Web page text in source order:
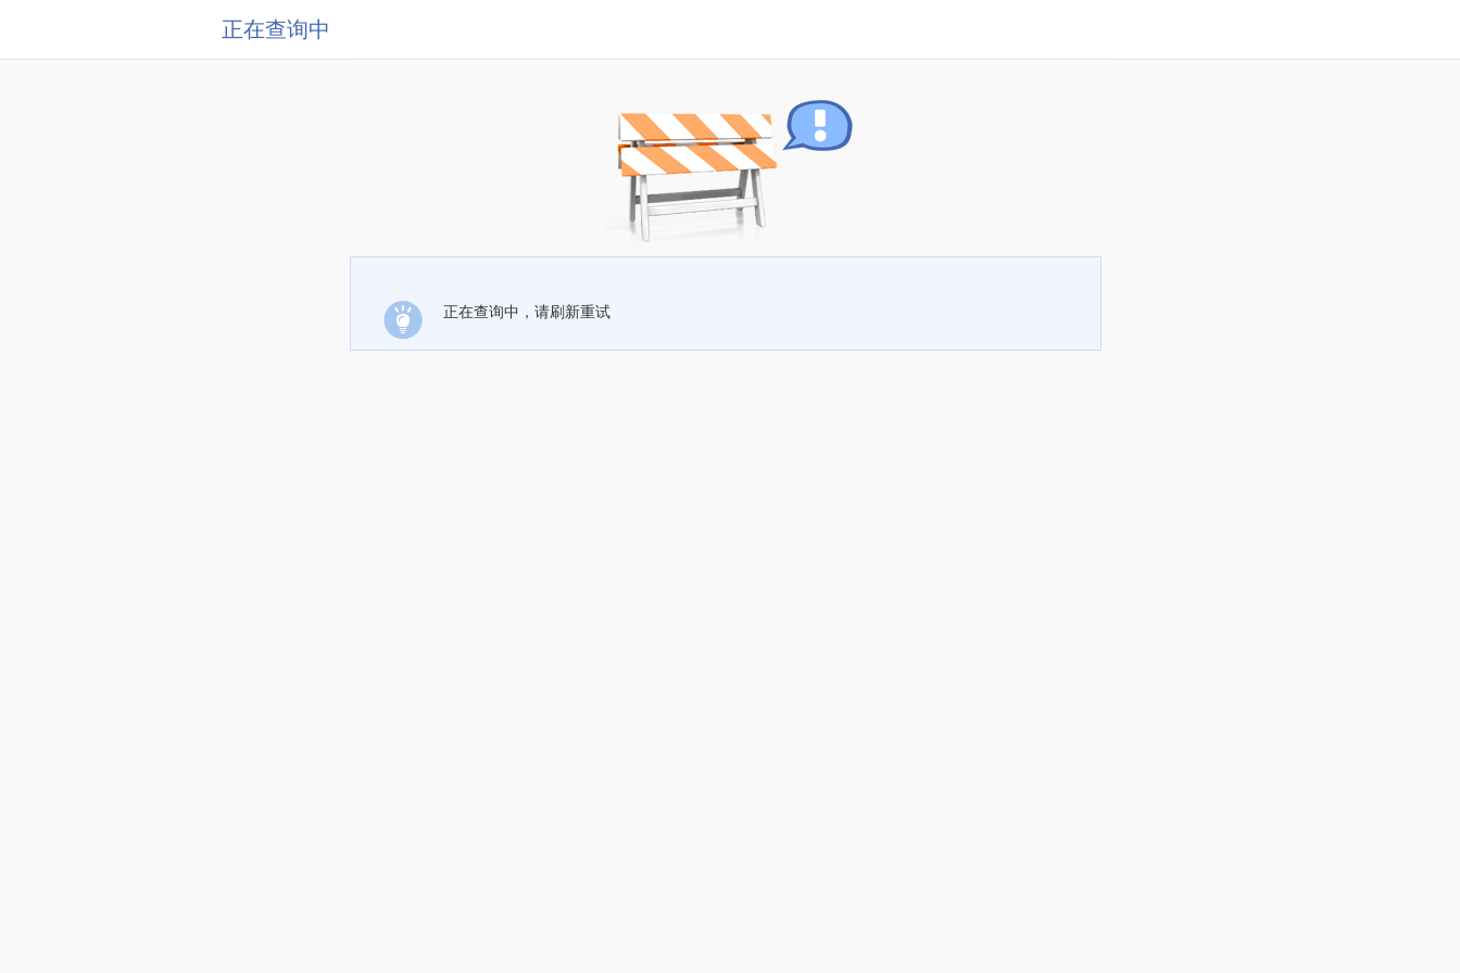
正在查询中
正在查询中，请刷新重试